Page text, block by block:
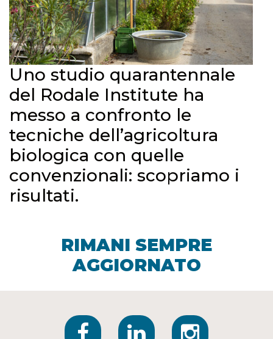
Uno studio quarantennale
del Rodale Institute ha
messo a confronto le
tecniche dell’agricoltura
biologica con quelle
convenzionali: scopriamo i
risultati.
RIMANI SEMPRE
AGGIORNATO